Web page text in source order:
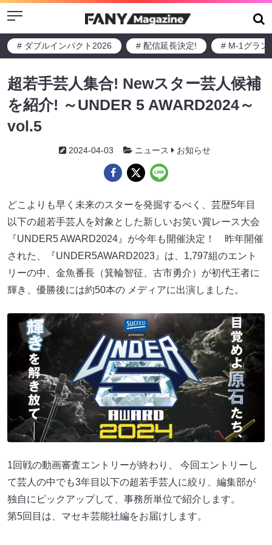
Menu
# ダブルインパクト2026 # 配信延長決定! # M-1グラン
超若手芸人集合! Newスター芸人候補
を紹介! ～UNDER 5 AWARD2024～
vol.5
2024-04-03 ニュース お知らせ
どこよりも早く未来のスターを発掘するべく、芸歴5年目
以下の超若手芸人を対象とした新しいお笑い賞レース大会
『UNDER5 AWARD2024』が今年も開催決定！ 昨年開催
された、『UNDER5AWARD2023』は、1,797組のエント
リーの中、金魚番長（箕輪智征、古市勇介）が初代王者に
輝き、優勝後には約50本の メディアに出演しました。
1回戦の動画審査エントリーが終わり、 今回エントリーし
て芸人の中でも3年目以下の超若手芸人に絞り、編集部が
独自にピックアップして、事務所単位で紹介します。
第5回目は、マセキ芸能社編をお届けします。